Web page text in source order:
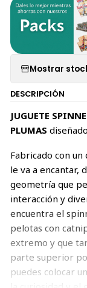
Mostrar
DESCRIPCIÓN
JUGUETE
PLUMAS
Fabricado con
le va a encantar,
geometría que
interacción y
encuentra el
pelotas con
extremo y que
parte superior
puedes colocar